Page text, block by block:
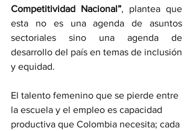
Competitividad Nacional”, plantea que
esta no es una agenda de asuntos
sectoriales sino una agenda de
desarrollo del país en temas de inclusión
y equidad.
El talento femenino que se pierde entre
la escuela y el empleo es capacidad
productiva que Colombia necesita; cada